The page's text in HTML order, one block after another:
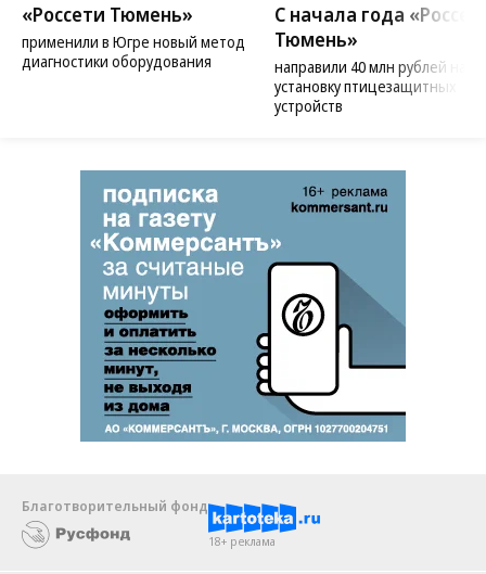
«Россети Тюмень»
применили в Югре новый метод
диагностики оборудования
С начала года
Тюмень»
направили 40 млн рублей на
установку птицезащитных
устройств
Благотворительный фонд
18+ реклама